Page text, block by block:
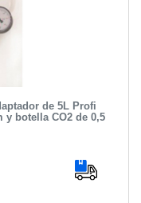
de 5L Profi
y botella CO2 de 0,5